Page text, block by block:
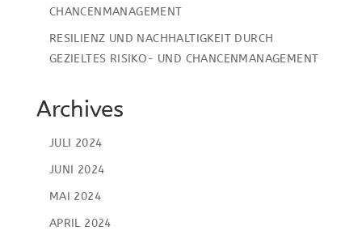
CHANCENMANAGEMENT
RESILIENZ UND NACHHALTIGKEIT DURCH
GEZIELTES RISIKO- UND CHANCENMANAGEMENT
Archives
JULI 2024
JUNI 2024
MAI 2024
APRIL 2024